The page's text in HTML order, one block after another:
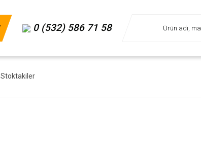
0 (532) 586 71 58
Stoktakiler